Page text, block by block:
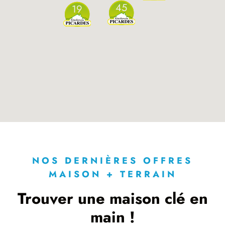
45
19
NOS DERNIÈRES OFFRES
MAISON + TERRAIN
Trouver une maison clé en
main !